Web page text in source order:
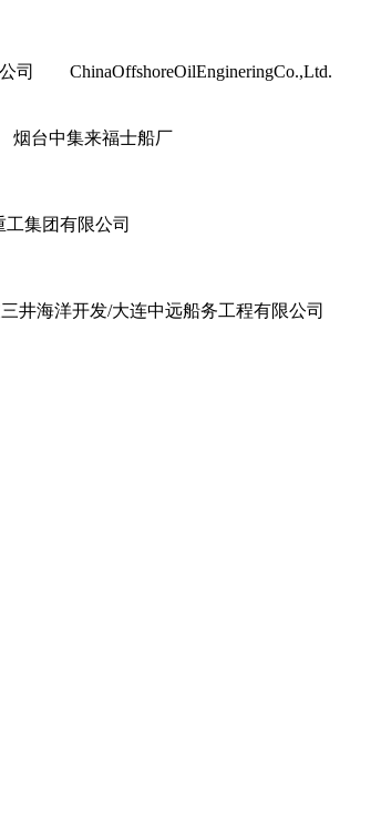
司 ChinaOffshoreOilEngineringCo.,Ltd.
烟台中集来福士船厂
工集团有限公司
井海洋开发/大连中远船务工程有限公司